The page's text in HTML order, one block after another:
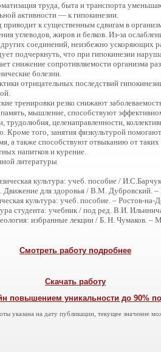
труда, быта и транспорта
активности — к гипокинезии.
приводит к существенным сдвигам в
углеводов, жиров и белков. Из-за
соединений, неизбежно ускоряющих
подчеркнуть, что при гипокинезии
снижение сопротивляемости организма
болезни.
отрицательных последствий
тренировки резко снижают
мышление, способствуют
трудолюбия, целенаправленности,
того, занятия физкультурой
а также способствуют отвыканию от
напитков и курение.
литературы
культура: учеб. пособие /
для здоровья / В.М. Дубровский.
культура: учеб. пособие. – Ростов-на-
студента: учебник / под ред. В.И.
избранные лекции / Б. Н. Чумаков. –
Смотреть работу подробнее
Скачать работу
повышением уникальности до 90%
указана на дату публикации, текущее значение